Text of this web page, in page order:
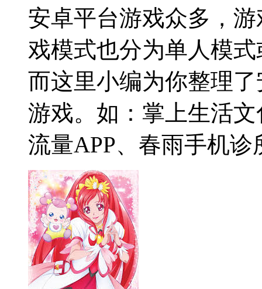
安卓平台游戏众多，
戏模式也分为单人模
而这里小编为你整理
游戏。如：掌上生活
流量APP、春雨手机诊